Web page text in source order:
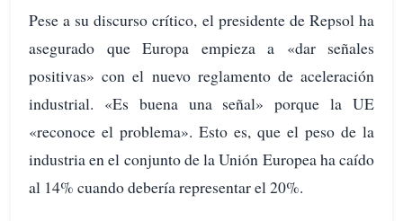
Pese a su discurso crítico, el presidente de Repsol ha
asegurado que Europa empieza a «dar señales
positivas» con el nuevo reglamento de aceleración
industrial. «Es buena una señal» porque la UE
«reconoce el problema». Esto es, que el peso de la
industria en el conjunto de la Unión Europea ha caído
al 14% cuando debería representar el 20%.